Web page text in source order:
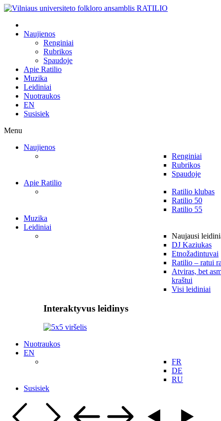
Naujienos
Renginiai
Rubrikos
Spaudoje
Apie Ratilio
Muzika
Leidiniai
Nuotraukos
EN
Susisiek
Menu
Naujienos
Renginiai
Rubrikos
Spaudoje
Apie Ratilio
Ratilio klubas
Ratilio 50
Ratilio 55
Muzika
Leidiniai
Naujausi
DJ Kaziukas
Etnožadintuvai
Ratilio – ratui
Atviras, bet
kraštui
Visi leidiniai
Interaktyvus leidinys
Nuotraukos
EN
FR
DE
RU
Susisiek